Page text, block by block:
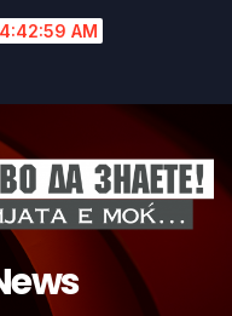
4:43:01 AM